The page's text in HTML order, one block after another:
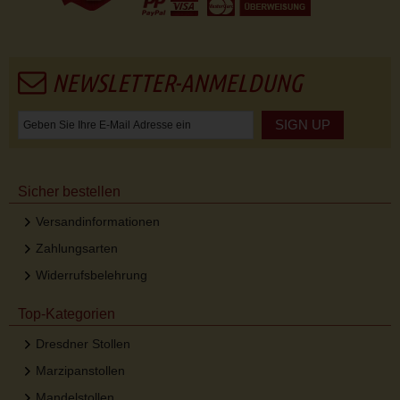
NEWSLETTER-ANMELDUNG
SIGN UP
Sicher bestellen
Versandinformationen
Zahlungsarten
Widerrufsbelehrung
Top-Kategorien
Dresdner Stollen
Marzipanstollen